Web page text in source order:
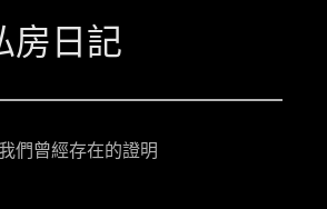
房日記
們曾經存在的證明